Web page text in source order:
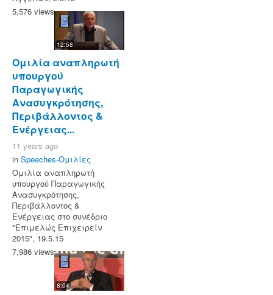
5,576 views
12:58
Ομιλία αναπληρωτή
υπουργού
Παραγωγικής
Ανασυγκρότησης,
Περιβάλλοντος &
Ενέργειας...
11 years ago
in Speeches-Ομιλίες
Ομιλία αναπληρωτή
υπουργού Παραγωγικής
Ανασυγκρότησης,
Περιβάλλοντος &
Ενέργειας στο συνέδριο
"Επιμελώς Επιχειρείν
2015", 19.5.15
7,986 views
8:04